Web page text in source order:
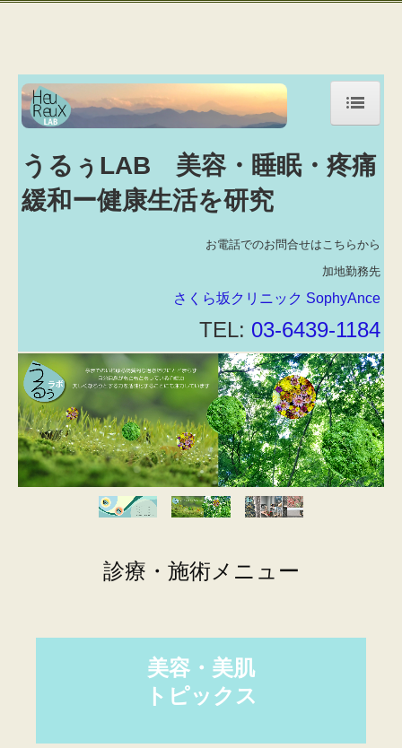
美容・美肌
よくある質問
お問合せ
Online-Shop
美容・美肌施術方法
うるぅLAB 美容・睡眠・疼痛
緩和ー健康生活を研究
お電話でのお問合せはこちらから
加地勤務先
さくら坂クリニック SophyAnce
TEL: 03-6439-1184
診療・施術メニュー
美容・美肌